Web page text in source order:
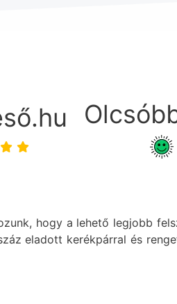
hogy a lehető legjobb
eladott kerékpárral és